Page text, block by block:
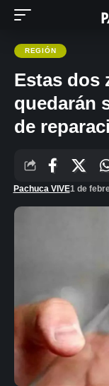
REGIÓN
Estas dos
quedarán
de
Pachuca VIVE1 de